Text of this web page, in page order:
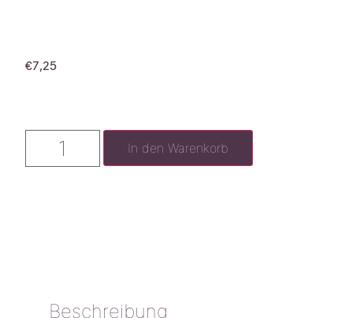
€7,25
In den Warenkorb
Beschreibung